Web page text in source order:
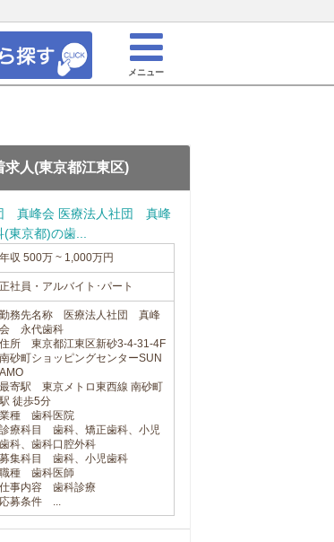
メニュー
求人(東京都江東区)
真峰会 医療法人社団 真峰
京都)の歯...
年収 500万 ~ 1,000万円
正社員・アルバイト･パート
勤務先名称 医療法人社団 真峰
会 永代歯科
住所 東京都江東区新砂3-4-31-4F
南砂町ショッピングセンターSUN
AMO
最寄駅 東京メトロ東西線 南砂町
徒歩5分
業種 歯科医院
診療科目 歯科、矯正歯科、小児
歯科、歯科口腔外科
募集科目 歯科、小児歯科
職種 歯科医師
仕事内容 歯科診療
応募条件 ...